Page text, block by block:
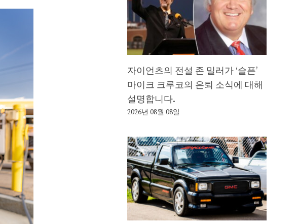
자이언츠의 전설 존 밀러가 ‘슬픈’
마이크 크루코의 은퇴 소식에 대해
설명합니다.
2026년 08월 08일